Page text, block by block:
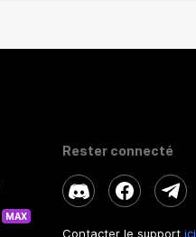
MAX
Rester connecté
Contacter le support ici